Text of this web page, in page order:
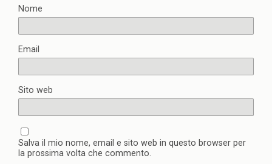
Nome
Email
Sito web
Salva il mio nome, email e sito web in questo browser per
la prossima volta che commento.